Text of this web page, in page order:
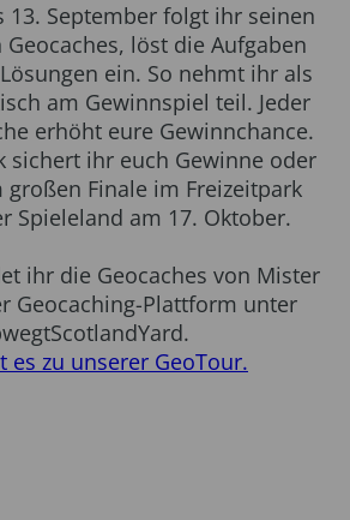
13. September folgt ihr seinen
Geocaches, löst die Aufgaben
ein. So nehmt ihr als
am Gewinnspiel teil. Jeder
erhöht eure Gewinnchance.
sichert ihr euch Gewinne oder
großen Finale im Freizeitpark
Spieleland am 17. Oktober.
ihr die Geocaches von Mister
Geocaching-Plattform unter
es zu unserer GeoTour.